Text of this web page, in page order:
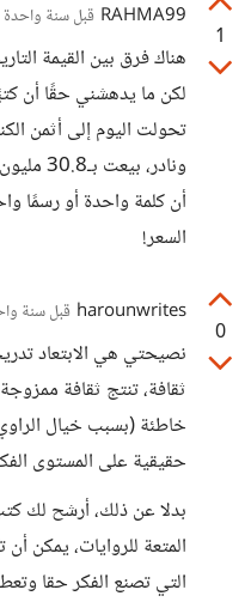
1
RAHMA99 قبل سنة واحدة
هناك فرق بين القيمة
لكن ما يدهشني حقًا أن
تحولت اليوم إلى أثمن
ونادر،
أن كلمة واحدة أو رسمًا
السعر!
0
harounwrites قبل سنة
نصيحتي هي الابتعاد
ثقافة، تنتج ثقافة
خاطئة (بسبب خيال
حقيقية على المستوى
بدلا عن ذلك، أرشح لك
المتعة للروايات، يمكن
التي تصنع الفكر حقا